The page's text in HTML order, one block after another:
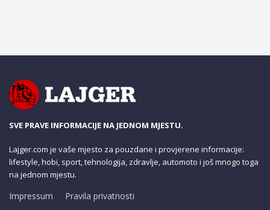
SVE PRAVE INFORMACIJE NA JEDNOM MJESTU.
Lajger.com je vaše mjesto za pouzdane i provjerene informacije:
lifestyle, hobi, sport, tehnologija, zdravlje, automoto i još mnogo toga
na jednom mjestu.
Impressum Pravila privatnosti